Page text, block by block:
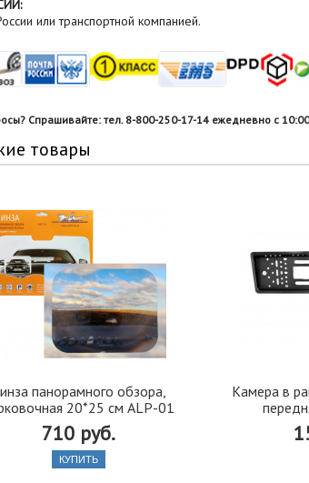
или транспортной компанией.
Спрашивайте: тел. 8-800-250-17-14 ежедневно с
товары
панорамного обзора,
20*25 см ALP-01
710 руб.
КУПИТЬ
Камера в